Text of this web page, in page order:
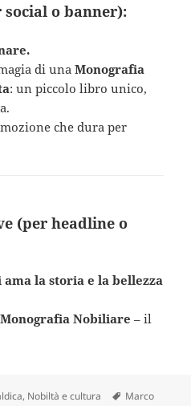
o banner):
di unaMonografia
: un piccolo libro unico,
che dura per
(per headline o
la storia e la bellezza
Monografia Nobiliare – il
, Nobiltà e cultura Tag
Marco